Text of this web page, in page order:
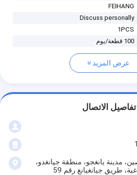
FEIHANG
Discuss personally
1PCS
100 قطعة/يوم
عرض المزيد
تفاصيل الاتصال
مدينة يانغجو، منطقة جيانغدو،
طريق جيانغيانغ رقم 59